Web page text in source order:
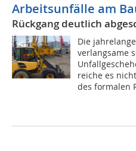
Arbeitsunfälle am
Rückgang deutlich
Die
verlangsame
reiche es
des formalen